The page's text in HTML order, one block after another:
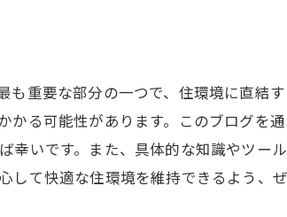
重要な部分の一つで、住環境に直結
る可能性があります。このブログを
いです。また、具体的な知識やツー
て快適な住環境を維持できるよう、